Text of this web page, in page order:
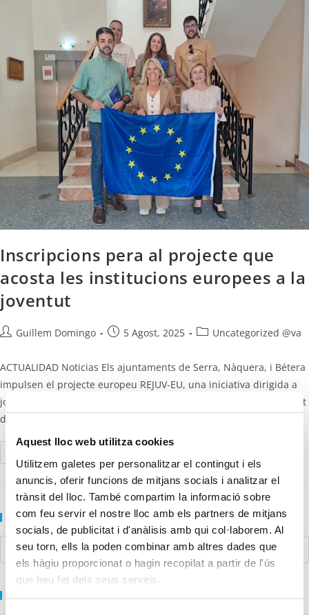
Aquest lloc web utilitza cookies
Utilitzem galetes per personalitzar el contingut i els
anuncis, oferir funcions de mitjans socials i analitzar el
trànsit del lloc. També compartim la informació sobre
com feu servir el nostre lloc amb els partners de mitjans
socials, de publicitat i d'anàlisis amb qui col·laborem. Al
seu torn, ells la poden combinar amb altres dades que
els hàgiu proporcionat o hagin recopilat a partir de l'ús
que heu fet dels seus serveis.
Inscripcions pera al projecte que
acosta les institucions europees a la
joventut
Guillem Domingo 5 Agost, 2025 Uncategorized @va
ACTUALIDAD Noticias Els ajuntaments de Serra, Nàquera, i Bétera
impulsen el projecte europeu REJUV-EU, una iniciativa dirigida a
joves d’entre 15 i 21 anys amb l’objectiu d’acostar el funcionament
de…
Search